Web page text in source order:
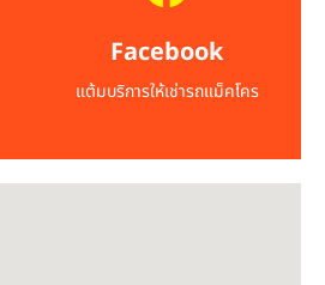
Facebook
แต้มบริการให้เช่ารถแม็คโคร